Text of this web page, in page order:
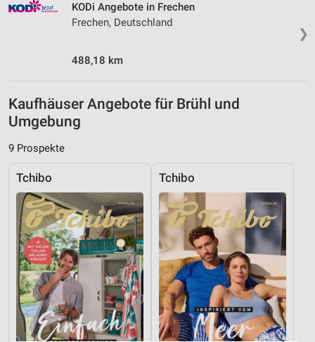
❯
KODi Angebote in Frechen
Frechen, Deutschland
488,18 km
Kaufhäuser Angebote für Brühl und
Umgebung
9 Prospekte
Tchibo Tchibo